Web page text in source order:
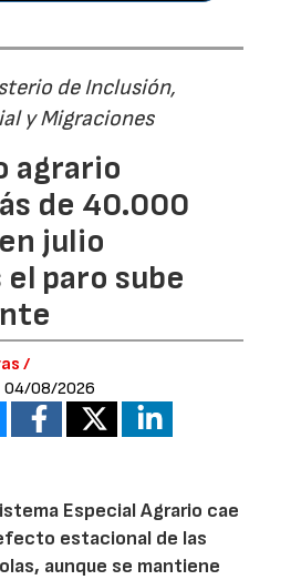
de Inclusión,
y Migraciones
agrario
de 40.000
julio
paro sube
/
04/08/2026
Especial Agrario cae
estacional de las
aunque se mantiene